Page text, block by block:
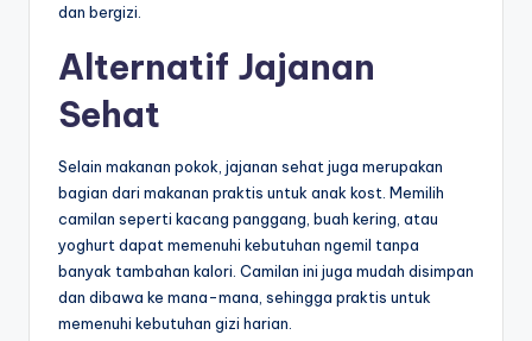
dan bergizi.
Alternatif Jajanan
Sehat
Selain makanan pokok, jajanan sehat juga merupakan
bagian dari makanan praktis untuk anak kost. Memilih
camilan seperti kacang panggang, buah kering, atau
yoghurt dapat memenuhi kebutuhan ngemil tanpa
banyak tambahan kalori. Camilan ini juga mudah disimpan
dan dibawa ke mana-mana, sehingga praktis untuk
memenuhi kebutuhan gizi harian.